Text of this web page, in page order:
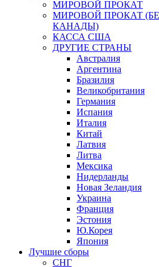
МИРОВОЙ ПРОКАТ
МИРОВОЙ ПРОКАТ
КАНАДЫ)
КАССА США
ДРУГИЕ СТРАНЫ
Австралия
Аргентина
Бразилия
Великобритания
Германия
Испания
Италия
Китай
Латвия
Литва
Мексика
Нидерланды
Новая Зеландия
Украина
Франция
Эстония
Ю.Корея
Япония
Лучшие сборы
СНГ